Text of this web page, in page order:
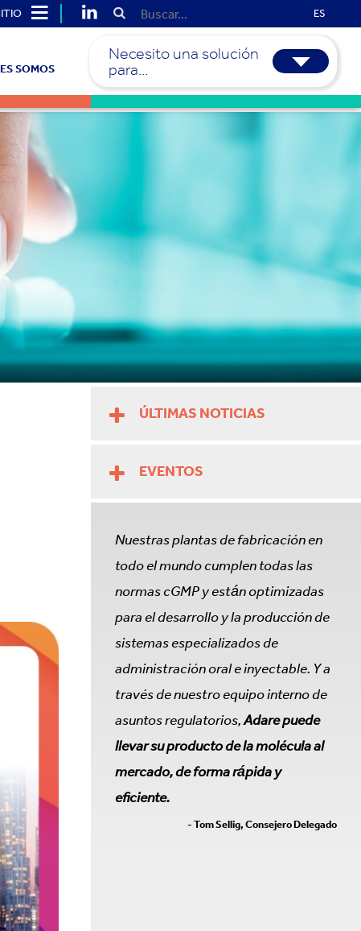
ES
SOMOS
Necesito una solución
para...
ÚLTIMAS NOTICIAS
EVENTOS
Nuestras plantas de fabricación en
todo el mundo cumplen todas las
normas cGMP y están optimizadas
para el desarrollo y la producción de
sistemas especializados de
administración oral e inyectable. Y a
través de nuestro equipo interno de
asuntos regulatorios,Adare puede
llevar su producto de la molécula al
mercado, de forma rápida y
eficiente.
- Tom Sellig, Consejero Delegado